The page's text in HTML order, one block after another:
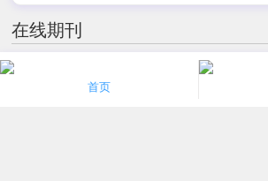
在线期刊
首页